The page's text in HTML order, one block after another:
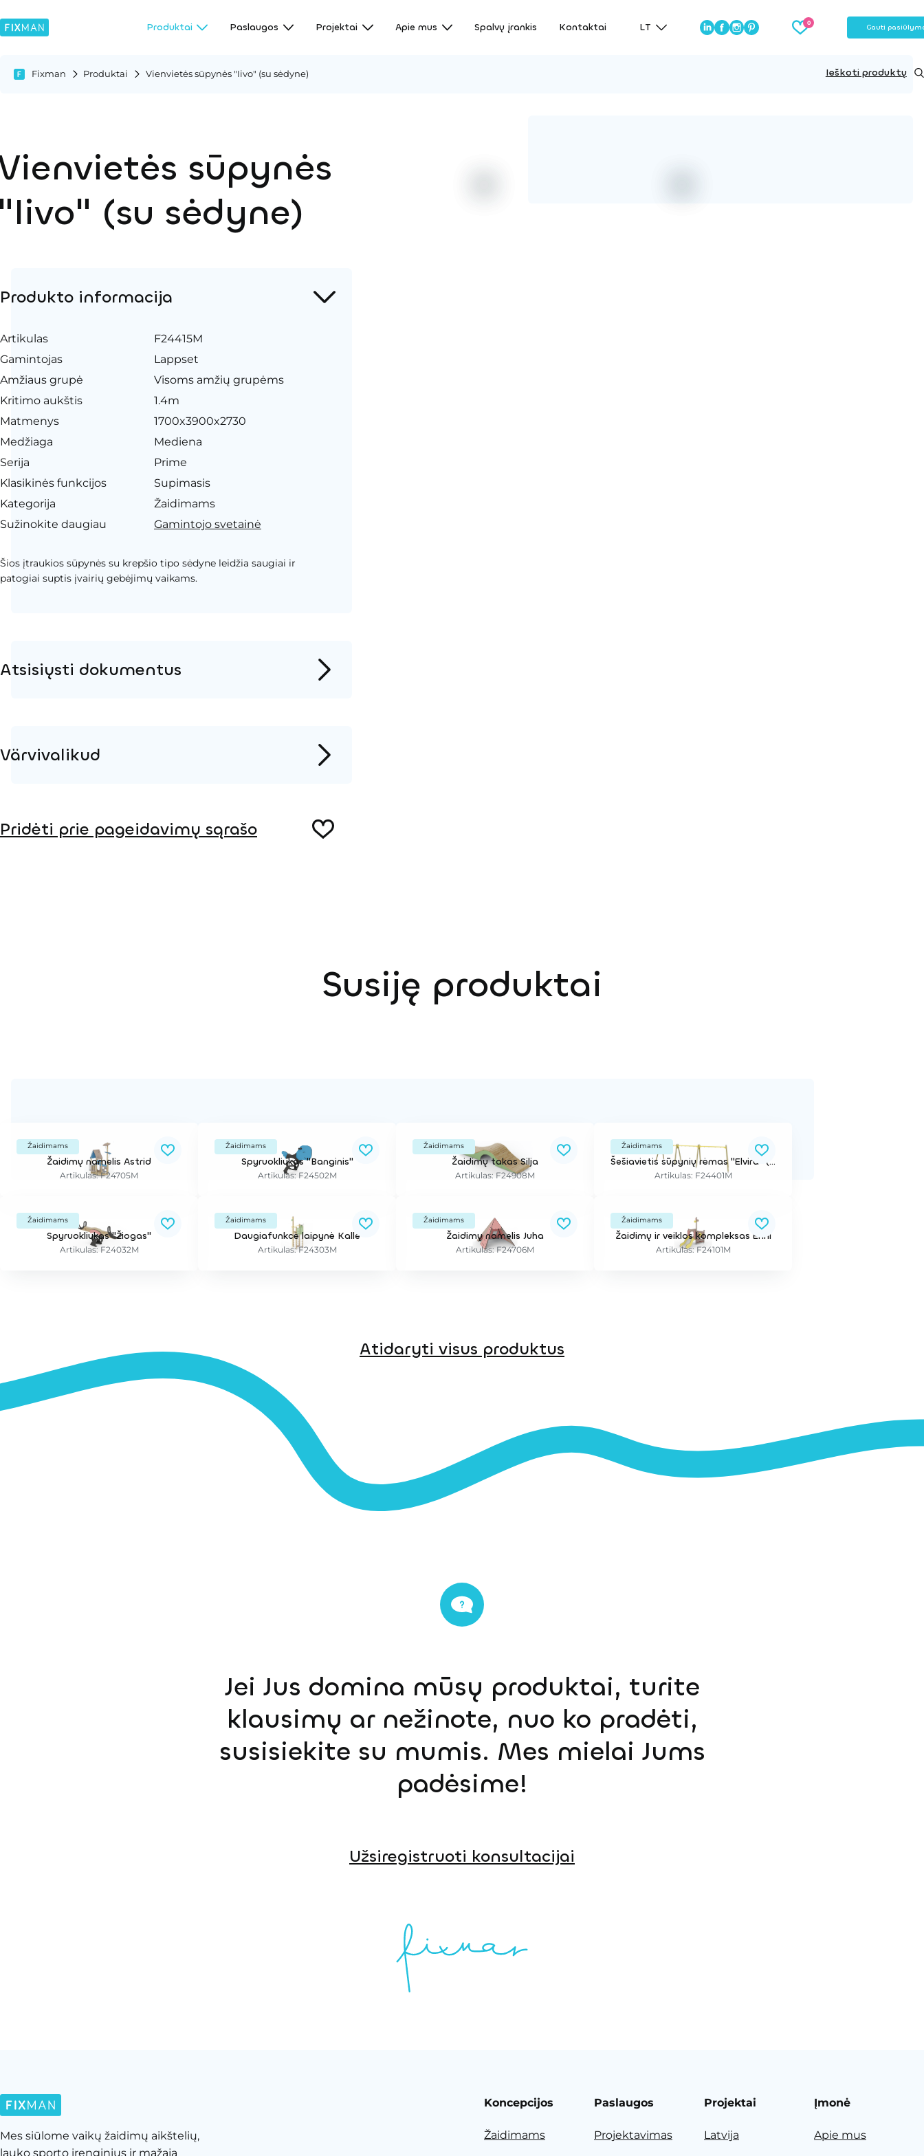
Produktai Paslaugos Projektai Apie mus Spalvų įrankis Kontaktai LT Gauti
Fixman Produktai Vienvietės sūpynės "Iivo" (su sėdyne) Ieškoti produktų
sūpynės
(su sėdyne)
Produkto informacija
Artikulas
F24415M
Gamintojas
Lappset
Amžiaus grupė
Visoms amžių grupėms
Kritimo aukštis
1.4m
Matmenys
1700x3900x2730
Medžiaga
Mediena
Serija
Prime
Klasikinės funkcijos
Supimasis
Kategorija
Žaidimams
Sužinokite daugiau
Gamintojo svetainė
Šios įtraukios sūpynės su krepšio tipo sėdyne leidžia saugiai ir
patogiai suptis įvairių gebėjimų vaikams.
Atsisiųsti dokumentus
3D DWG
Värvivalikud
Pridėti prie pageidavimų sąrašo
Susiję produktai
Žaidimams
Žaidimų namelis Astrid
Artikulas: F24705M
Žaidimams
Spyruokliukas "Banginis"
Artikulas: F24502M
Žaidimams
Žaidimų takas Silja
Artikulas: F24908M
Žaidimams
Šešiavietis sūpynių rėmas "Elvira" (be sėdynių)
Artikulas: F24401M
Žaidimams
Spyruokliukas "Žiogas"
Artikulas: F24032M
Žaidimams
Daugiafunkcė laipynė Kalle
Artikulas: F24303M
Žaidimams
Žaidimų namelis Juha
Artikulas: F24706M
Žaidimams
Žaidimų ir veiklos kompleksas Enni
Artikulas: F24101M
Atidaryti visus produktus
Jei Jus domina mūsų produktai, turite
klausimų ar nežinote, nuo ko pradėti,
susisiekite su mumis. Mes mielai Jums
padėsime!
Užsiregistruoti konsultacijai
Mes siūlome vaikų žaidimų aikštelių,
lauko sporto įrenginius ir mažąją
Koncepcijos
Žaidimams
Paslaugos
Projektavimas
Projektai
Latvija
Įmonė
Apie mus